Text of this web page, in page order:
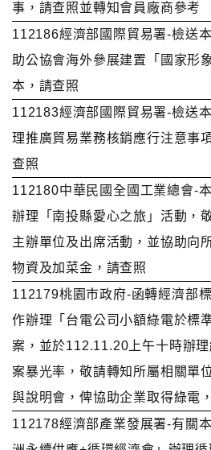
事，請查照並轉知會員廠商參考
112186經濟部國際貿易署-檢送
助公協會海外參展建置「國家形
本，請查照
112183經濟部國際貿易署-檢送
理推廣貿易業務核銷應行注意事
查照
112180中華民國全國工業總會-
辦理「南投縣愛心之旅」活動，
主辦單位及出席活動，並協助向
物資及加菜金，請查照
112179桃園市政府-函轉經濟部
作辦理「台電公司小額綠電於標
案，並於112.11.20上午十時辦
案暴光率，敬請轉知所屬相關單
與說明會，俾協助企業取得綠電
112178經濟部產業發展署-有關